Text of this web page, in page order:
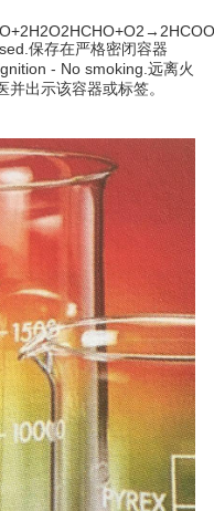
保存在严格密闭容器
- No smoking.远离火
出示该容器或标签。